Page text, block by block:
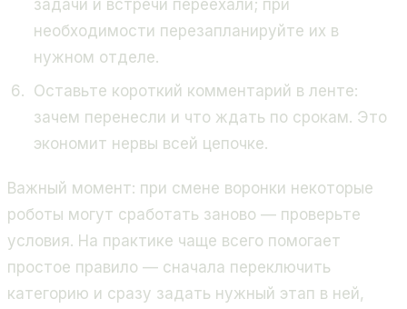
задачи и встречи переехали; при
необходимости перезапланируйте их в
нужном отделе.
Оставьте короткий комментарий в ленте:
зачем перенесли и что ждать по срокам. Это
экономит нервы всей цепочке.
Важный момент: при смене воронки некоторые
роботы могут сработать заново — проверьте
условия. На практике чаще всего помогает
простое правило — сначала переключить
категорию и сразу задать нужный этап в ней,